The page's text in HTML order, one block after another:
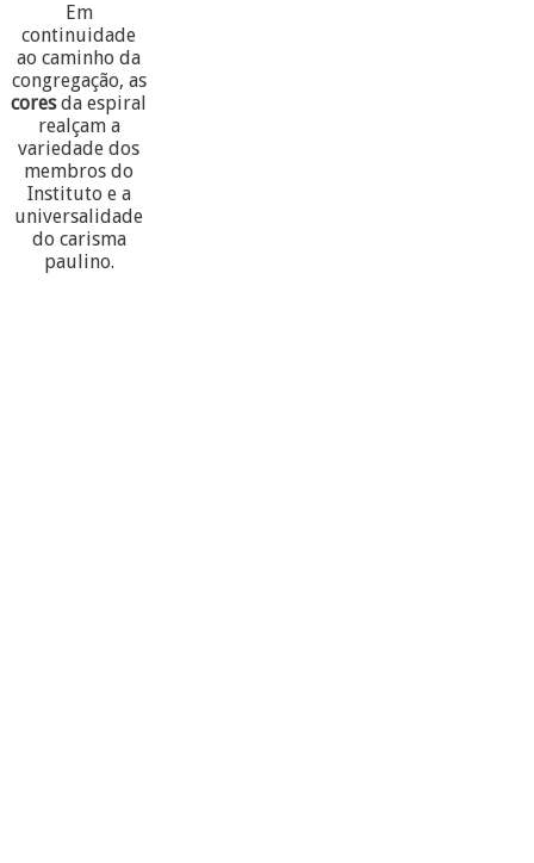
Em
continuidade
ao caminho da
congregação, as
coresda espiral
realçam a
variedade dos
membros do
Instituto e a
universalidade
do carisma
paulino.